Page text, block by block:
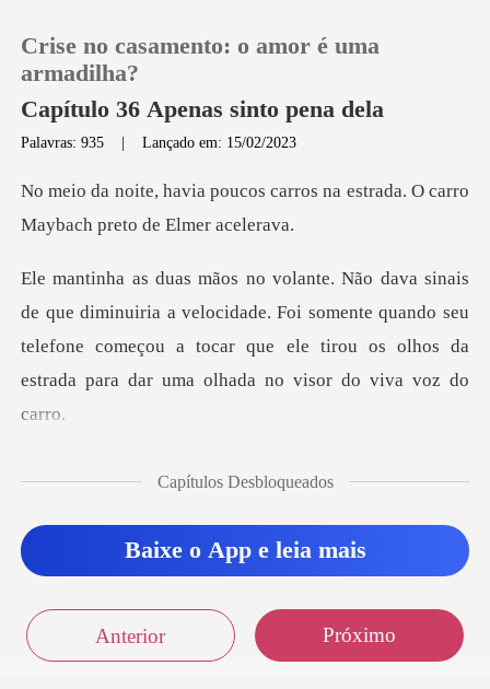
Loja
Histórico
Sair
Crise no casamento: o amor é uma
armadilha?
Capítulo 36 Apenas sinto pena dela
Palavras: 935 |Lançado em: 15/02/2023
carros na estrada. O carro
Ma
velocidade. Foi somente quando seu
telefone começou a tocar que ele tiro
Capítulos Desbloqueados
Baixe o App e leia mais
Anterior Próximo